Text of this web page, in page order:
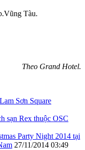
Tàu.
Theo Grand Hotel.
Sơn Square
sạn Rex thuộc OSC
Party Night 2014 tại
27/11/2014 03:49